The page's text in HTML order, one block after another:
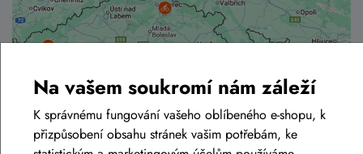
Na vašem soukromí nám záleží
K správnému fungování vašeho oblíbeného e-shopu, k
přizpůsobení obsahu stránek vašim potřebám, ke